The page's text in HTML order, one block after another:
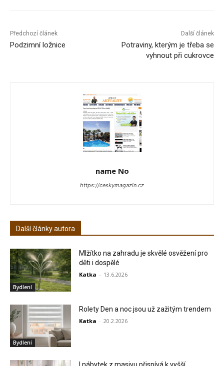
Předchozí článek
Podzimní ložnice
Další článek
Potraviny, kterým je třeba se
vyhnout při cukrovce
name No
https://ceskymagazin.cz
Další články autora
Bydlení
Mlžítko na zahradu je skvělé osvěžení pro
děti i dospělé
Katka - 13.6.2026
Bydlení
Rolety Den a noc jsou už zažitým trendem
Katka - 20.2.2026